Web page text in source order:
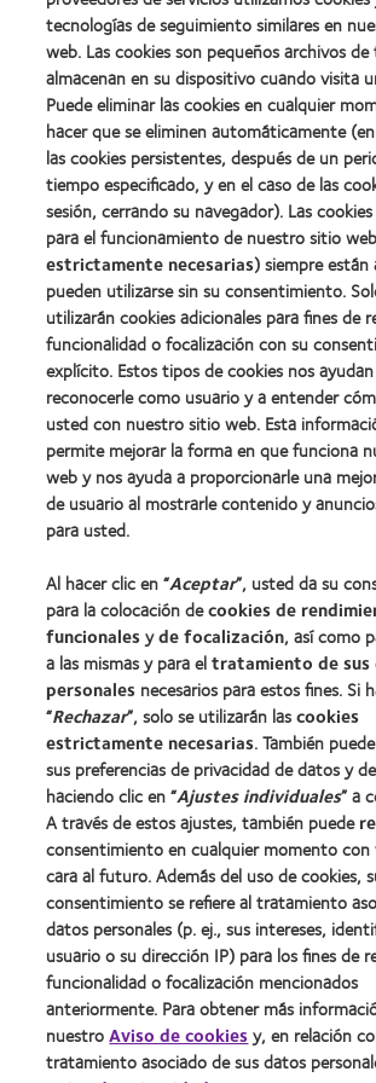
Premio
Manufacturing
Leadership
100
(ML
100)
(2012)
Premio
REBRAND
100®
(2012)
Learn
more
about
Premio
de
la
Industria
de
la
BCLA
Nuestros productos
Encuentre su lente
Tecnología para lentes de contacto
Lentes de contacto y visión
Usuario experimentado
Blog
Sobre nosotros
Carreras
Noticias
Contacto
Legal
Política de privacidad
Aviso Legal
Aviso de cookies
Condiciones del servicio
Public Country by Country Reporting
tecnologías de seguimiento similares en
web. Las cookies son pequeños archivos
almacenan en su dispositivo cuando visita
Puede eliminar las cookies en cualquier
hacer que se eliminen automáticamente
las cookies persistentes, después de un
tiempo especificado, y en el caso de las
sesión, cerrando su navegador). Las
para el funcionamiento de nuestro sitio
estrictamente necesarias) siempre están
pueden utilizarse sin su consentimiento.
utilizarán cookies adicionales para fines de
funcionalidad o focalización con su
explícito. Estos tipos de cookies nos
reconocerle como usuario y a entender
usted con nuestro sitio web. Esta
permite mejorar la forma en que funciona
web y nos ayuda a proporcionarle una
de usuario al mostrarle contenido y
para usted.
Al hacer clic en “Aceptar”, usted da su
para la colocación decookies de
funcionalesyde focalización, así como
a las mismas y para eltratamiento de
personales necesarios para estos fines. Si
“Rechazar”, solo se utilizarán lascookies
estrictamente necesarias. También
sus preferencias de privacidad de datos y
haciendo clic en “Ajustes individuales” a
A través de estos ajustes, también puede
consentimiento en cualquier momento con
cara al futuro. Además del uso de cookies,
consentimiento se refiere al tratamiento
datos personales (p. ej., sus intereses,
usuario o su dirección IP) para los fines de
funcionalidad o focalización mencionados
anteriormente. Para obtener más
nuestroAviso de cookiesy, en relación
tratamiento asociado de sus datos